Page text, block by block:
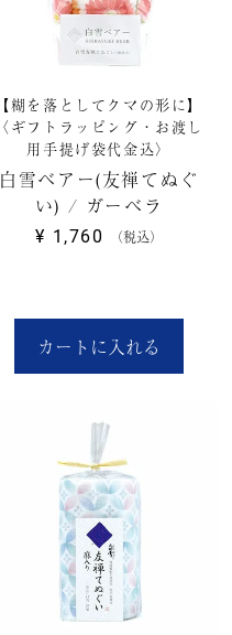
【糊を落としてクマの形に】
〈ギフトラッピング・お渡し
用手提げ袋代金込〉
白雪ベアー(友禅てぬぐ
い) / ガーベラ
¥ 1,760 税込
カートに入れる